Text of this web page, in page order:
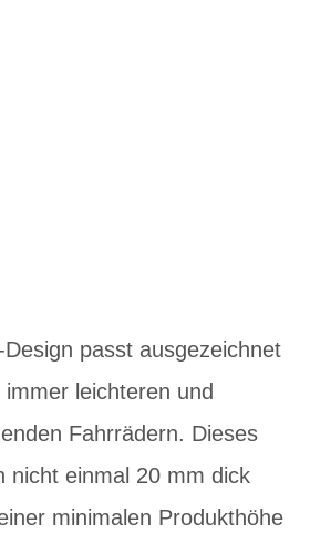
passt ausgezeichnet
leichteren und
Fahrrädern. Dieses
nicht einmal 20 mm dick
minimalen Produkthöhe